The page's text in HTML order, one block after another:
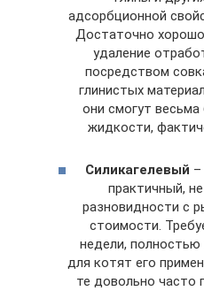
адсорбционной
Достаточно
удаление
посредством
глинистых
они смогут
жидкости,
Силикагелевый
практичный,
разновидности с
стоимости.
недели, полностью
для котят его
те довольно часто